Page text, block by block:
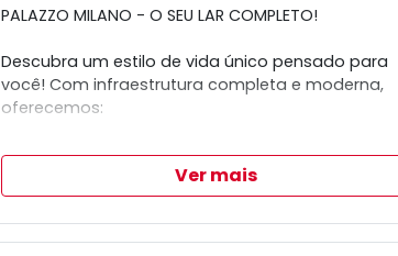
PALAZZO MILANO - O SEU LAR COMPLETO!
Descubra um estilo de vida único pensado para
você! Com infraestrutura completa e moderna,
oferecemos:
- 2 elevadores sociais para maior comodidade
- Acessibilidade universal para todos
- Aceita pets e conta com Pets Place e Pets Care
para o seu melhor amigo
- Bicicletário para os amantes de pedaladas
Ver mais